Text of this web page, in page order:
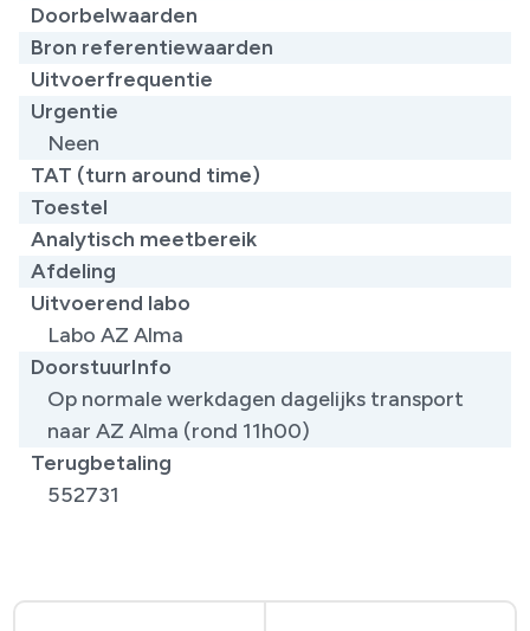
Doorbelwaarden
Bron referentiewaarden
Uitvoerfrequentie
Urgentie
Neen
TAT (turn around time)
Toestel
Analytisch meetbereik
Afdeling
Uitvoerend labo
Labo AZ Alma
DoorstuurInfo
Op normale werkdagen dagelijks transport
naar AZ Alma (rond 11h00)
Terugbetaling
552731